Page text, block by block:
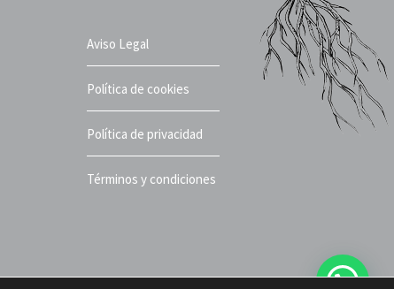
Aviso Legal
Política de cookies
Política de privacidad
Términos y condiciones